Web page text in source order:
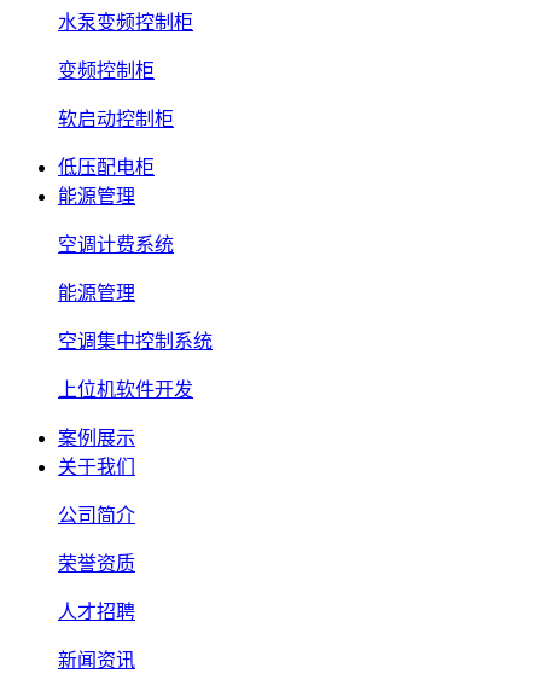
水泵变频控制柜
变频控制柜
软启动控制柜
低压配电柜
能源管理
空调计费系统
能源管理
空调集中控制系统
上位机软件开发
案例展示
关于我们
公司简介
荣誉资质
人才招聘
新闻资讯